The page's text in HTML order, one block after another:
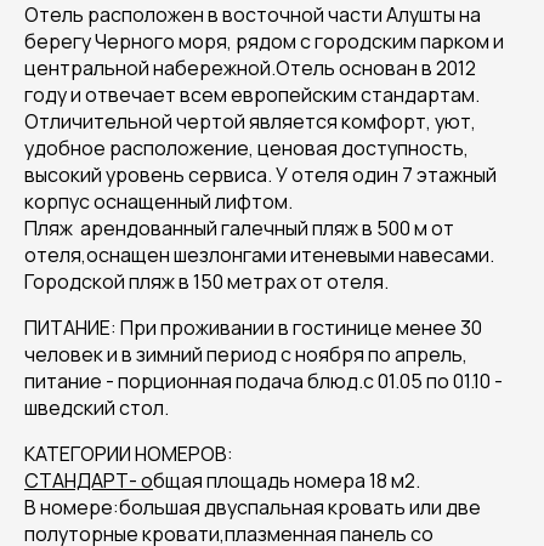
Отель расположен в восточной части Алушты на
берегу Черного моря, рядом с городским парком и
центральной набережной.Отель основан в 2012
году и отвечает всем европейским стандартам.
Отличительной чертой является комфорт, уют,
удобное расположение, ценовая доступность,
высокий уровень сервиса. У отеля один 7 этажный
корпус оснащенный лифтом.
Пляж арендованный галечный пляж в 500 м от
отеля,оснащен шезлонгами итеневыми навесами.
Городской пляж в 150 метрах от отеля.
ПИТАНИЕ: При проживании в гостинице менее 30
человек и в зимний период с ноября по апрель,
питание - порционная подача блюд.с 01.05 по 01.10 -
шведский стол.
КАТЕГОРИИ НОМЕРОВ:
СТАНДАРТ- общая площадь номера 18 м2.
В номере:большая двуспальная кровать или две
полуторные кровати,плазменная панель со